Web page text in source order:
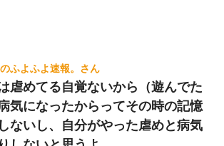
ふよふよ速報。
虐めてる自覚ないから（遊んでた
気になったからってその時の記憶
ないし、自分がやった虐めと病気